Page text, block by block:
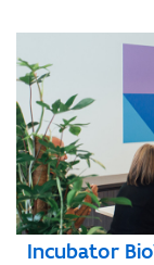
Incubator